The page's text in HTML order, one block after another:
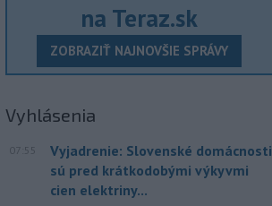
na Teraz.sk
ZOBRAZIŤ NAJNOVŠIE SPRÁVY
Vyhlásenia
07:55
Vyjadrenie: Slovenské domácnosti
sú pred krátkodobými výkyvmi
cien elektriny...